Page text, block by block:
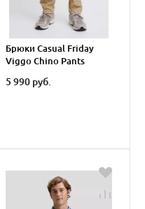
Брюки Casual Friday
Viggo Chino Pants
5 990 руб.